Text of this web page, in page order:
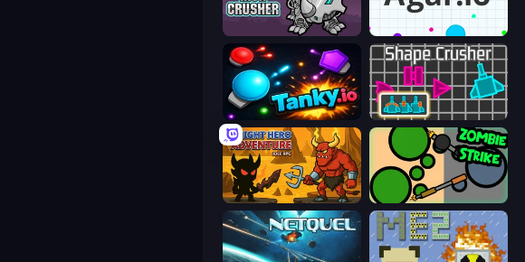
Iron Crusher Agar.io
Tanky.io Shape Crusher
Knight Hero Adventure Idle RPG ZombieStrike